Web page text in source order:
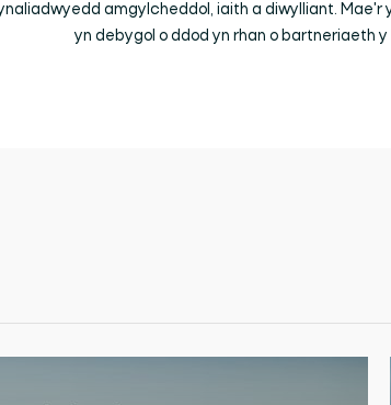
amgylcheddol, iaith a diwylliant.
yn debygol o ddod yn rhan o bartneriaeth